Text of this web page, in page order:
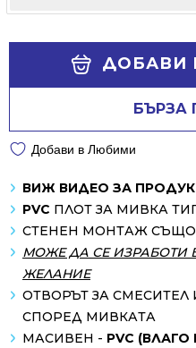
ДОБАВИ
БЪРЗА
Добави в Любими
ВИЖ ВИДЕО ЗА
PVC ПЛОТ ЗА МИВКА
СТЕНЕН МОНТАЖ
МОЖЕ ДА СЕ ИЗРАБОТИ
ЖЕЛАНИЕ
ОТВОРЪТ ЗА
СПОРЕД МИВКАТА
МАСИВЕН - PVC